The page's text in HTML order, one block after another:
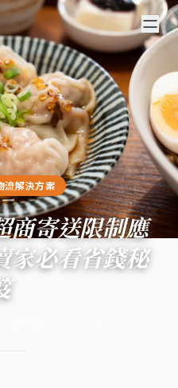
流解決方案
商寄送限制應
家必看省錢秘